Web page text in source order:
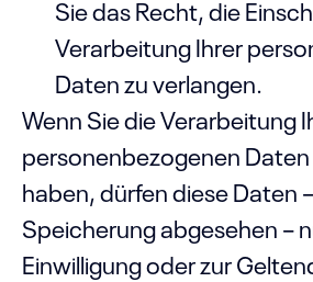
Sie das Recht, die
Verarbeitung Ihrer
Daten zu verlangen.
Wenn Sie die Verarbeitung
personenbezogenen
haben, dürfen diese Daten
Speicherung abgesehen –
Einwilligung oder zur